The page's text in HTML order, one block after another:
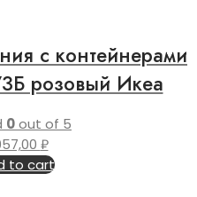
с контейнерами
розовый Икеа
0out of 5
₽
to cart